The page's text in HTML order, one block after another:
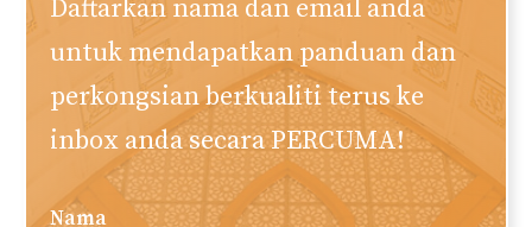
Penulis utama dan ketua editor. Menubuhkan
web akuislam.com semenjak tahun 2010. Saya
berharap laman web ini memberi manfaat
kepada anda semua. Semoga Allah redha.